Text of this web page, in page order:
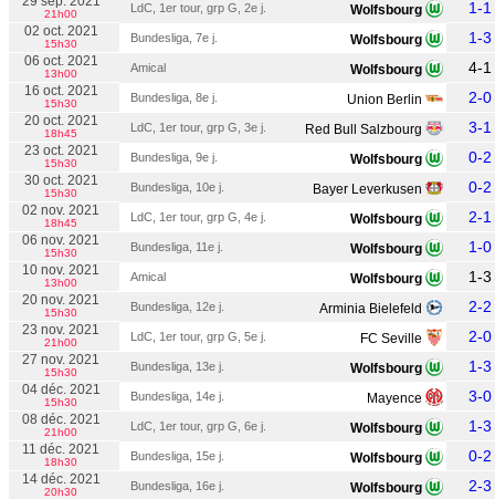
21h00 LdC, 1er tour, grp G, 2e j. Wolfsbourg 1-1
02 oct. 2021
15h30 Bundesliga, 7e j. Wolfsbourg 1-3
06 oct. 2021
13h00 Amical Wolfsbourg 4-1
16 oct. 2021
15h30 Bundesliga, 8e j. Union Berlin 2-0
20 oct. 2021
18h45 LdC, 1er tour, grp G, 3e j. Red Bull Salzbourg 3-1
23 oct. 2021
15h30 Bundesliga, 9e j. Wolfsbourg 0-2
30 oct. 2021
15h30 Bundesliga, 10e j. Bayer Leverkusen 0-2
02 nov. 2021
18h45 LdC, 1er tour, grp G, 4e j. Wolfsbourg 2-1
06 nov. 2021
15h30 Bundesliga, 11e j. Wolfsbourg 1-0
10 nov. 2021
13h00 Amical Wolfsbourg 1-3
20 nov. 2021
15h30 Bundesliga, 12e j. Arminia Bielefeld 2-2
23 nov. 2021
21h00 LdC, 1er tour, grp G, 5e j. FC Seville 2-0
27 nov. 2021
15h30 Bundesliga, 13e j. Wolfsbourg 1-3
04 déc. 2021
15h30 Bundesliga, 14e j. Mayence 3-0
08 déc. 2021
21h00 LdC, 1er tour, grp G, 6e j. Wolfsbourg 1-3
11 déc. 2021
18h30 Bundesliga, 15e j. Wolfsbourg 0-2
14 déc. 2021
20h30 Bundesliga, 16e j. Wolfsbourg 2-3